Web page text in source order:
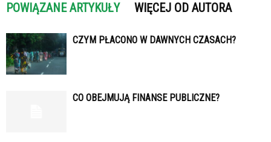
POWIĄZANE ARTYKUŁY WIĘCEJ OD AUTORA
CZYM PŁACONO W DAWNYCH CZASACH?
CO OBEJMUJĄ FINANSE PUBLICZNE?